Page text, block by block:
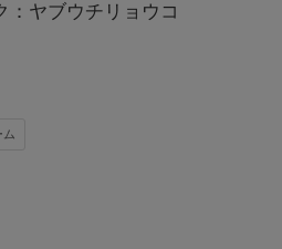
：ヤブウチリョウコ